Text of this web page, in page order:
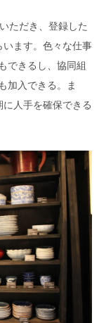
ただき、登録した
ます。色々な仕事
できるし、協同組
加入できる。ま
人手を確保できる